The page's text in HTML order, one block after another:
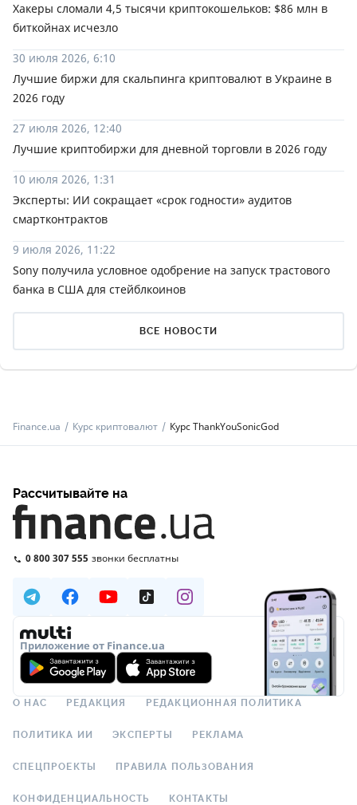
Хакеры сломали 4,5 тысячи криптокошельков: $86 млн в
биткойнах исчезло
30 июля 2026, 6:10
Лучшие биржи для скальпинга криптовалют в Украине в
2026 году
27 июля 2026, 12:40
Лучшие криптобиржи для дневной торговли в 2026 году
10 июля 2026, 1:31
Эксперты: ИИ сокращает «срок годности» аудитов
смартконтрактов
9 июля 2026, 11:22
Sony получила условное одобрение на запуск трастового
банка в США для стейблкоинов
ВСЕ НОВОСТИ
Finance.ua Курс криптовалют Курс ThankYouSonicGod
Рассчитывайте на
0 800 307 555 звонки бесплатны
Приложение от Finance.ua
О НАС РЕДАКЦИЯ РЕДАКЦИОННАЯ ПОЛИТИКА
ПОЛИТИКА ИИ ЭКСПЕРТЫ РЕКЛАМА
СПЕЦПРОЕКТЫ ПРАВИЛА ПОЛЬЗОВАНИЯ
КОНФИДЕНЦИАЛЬНОСТЬ КОНТАКТЫ